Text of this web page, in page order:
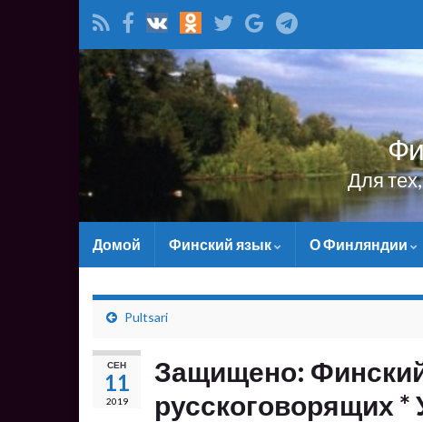
Для
Домой Финский язык О Финляндии
Pultsari
СЕН
11
2019
Защищено:
русскоговорящих *